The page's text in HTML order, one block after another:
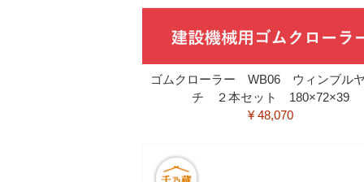
ゴムクローラー WB06 ウィンブル
チ ２本セット 180×72×39
¥ 48,070